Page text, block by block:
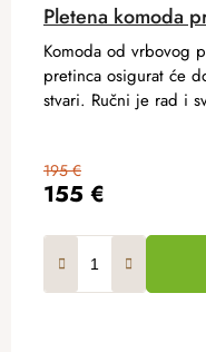
Pletena komoda
155 €
195 €
Komoda od vrbovog
pretinca osigurat će
stvari. Ručni je rad i